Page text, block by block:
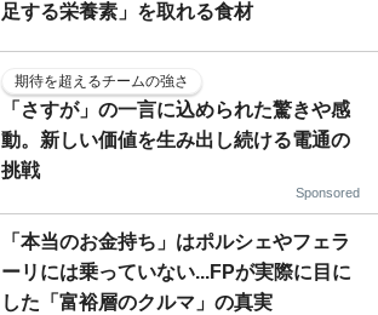
足する栄養素」を取れる食材
期待を超えるチームの強さ
「さすが」の一言に込められた驚きや感
動。新しい価値を生み出し続ける電通の
挑戦
Sponsored
「本当のお金持ち」はポルシェやフェラ
ーリには乗っていない...FPが実際に目に
した「富裕層のクルマ」の真実